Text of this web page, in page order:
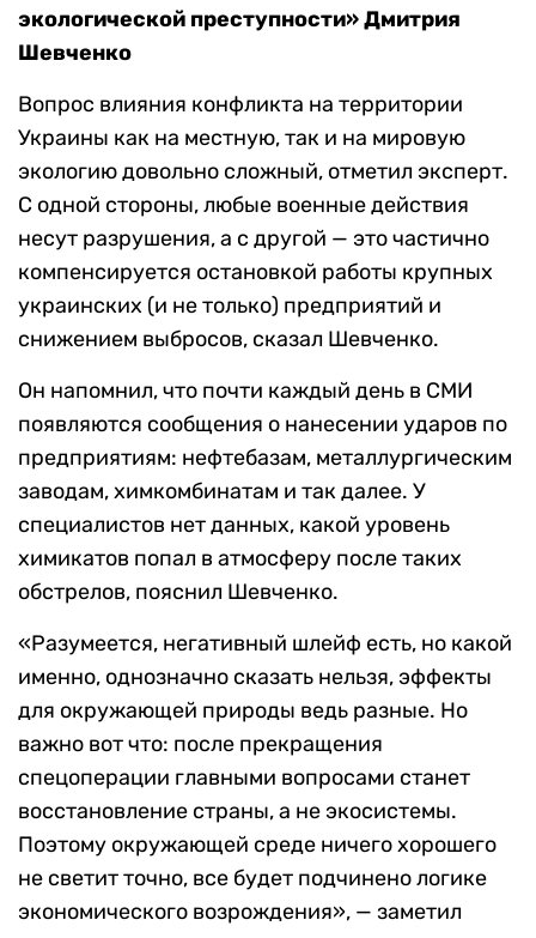
экологической преступности»Дмитрия
Шевченко
Вопрос влияния конфликта на территории
Украины как на местную, так и на мировую
экологию довольно сложный, отметил эксперт.
С одной стороны, любые военные действия
несут разрушения, а с другой — это частично
компенсируется остановкой работы крупных
украинских (и не только) предприятий и
снижением выбросов, сказал Шевченко.
Он напомнил, что почти каждый день в СМИ
появляются сообщения о нанесении ударов по
предприятиям: нефтебазам, металлургическим
заводам, химкомбинатам и так далее. У
специалистов нет данных, какой уровень
химикатов попал в атмосферу после таких
обстрелов, пояснил Шевченко.
«Разумеется, негативный шлейф есть, но какой
именно, однозначно сказать нельзя, эффекты
для окружающей природы ведь разные. Но
важно вот что: после прекращения
спецоперации главными вопросами станет
восстановление страны, а не экосистемы.
Поэтому окружающей среде ничего хорошего
не светит точно, все будет подчинено логике
экономического возрождения», — заметил